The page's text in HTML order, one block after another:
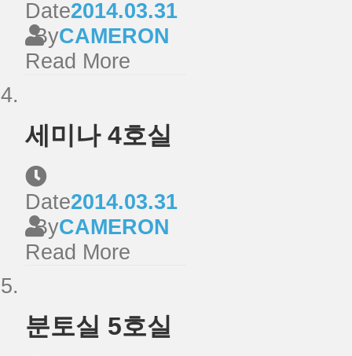
Date2014.03.31
ByCAMERON
Read More
세미나 4호실
Date2014.03.31
ByCAMERON
Read More
분토실 5호실